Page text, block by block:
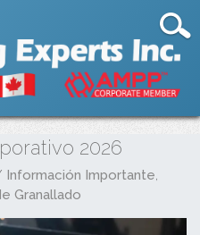
2026
Información Importante,
Granallado